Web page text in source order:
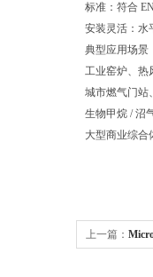
标准：符合
安装灵活：水
典型应用场景
工业窑炉、热
城市燃气门站
生物甲烷 / 沼
大型商业综合
上一篇：